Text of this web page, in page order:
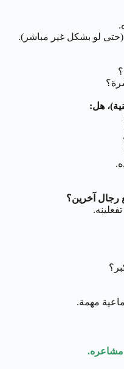
لو بشكل غير مباشر).
هل:
رجال آخرين؟
مهمة.
مشاعره.